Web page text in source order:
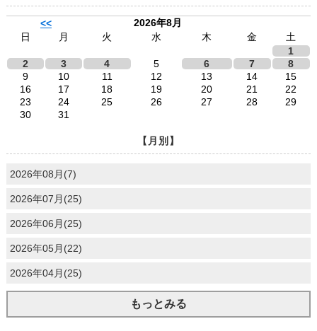
<<
2026年8月
日
月 火 水 木 金
土
1
2
3 4 5 6 7
8
9
10 11 12 13 14
15
16
17 18 19 20 21
22
23
24 25 26 27 28
29
30
31
【月別】
2026年08月(7)
2026年07月(25)
2026年06月(25)
2026年05月(22)
2026年04月(25)
もっとみる